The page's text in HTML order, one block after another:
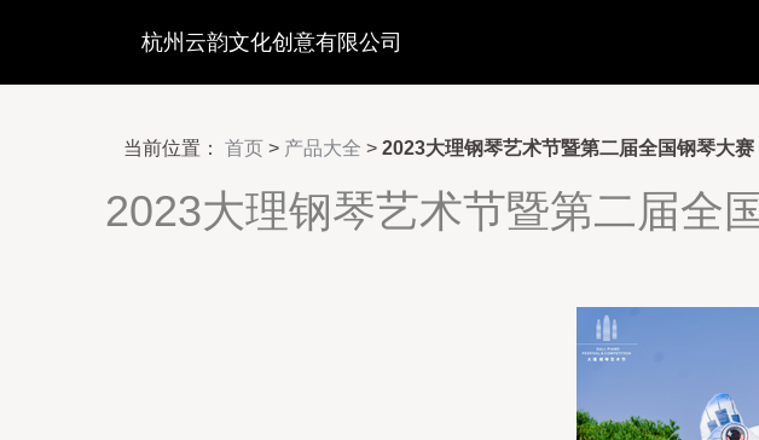
杭州云韵文化创意有限公司
当前位置： 首页 > 产品大全 > 2023大理钢琴艺术节暨第二届全国钢琴大
2023大理钢琴艺术节暨第二届全